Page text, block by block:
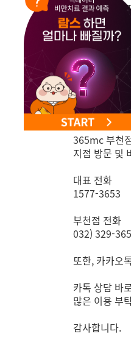
안녕하세요,
7월 365mc
<부천점 7월
매주 목요일
365mc 부천
지점 방문 및
대표 전화
1577-3653
부천점 전화
032) 329-
또한, 카카오
카톡 상담 바
많은 이용 부
감사합니다.